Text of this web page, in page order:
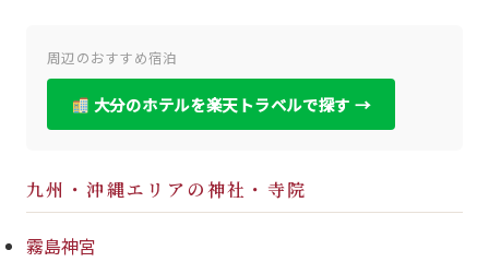
周辺のおすすめ宿泊
大分のホテルを楽天トラベルで探す →
九州・沖縄エリアの神社・寺院
霧島神宮